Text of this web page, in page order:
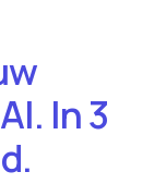
In 3